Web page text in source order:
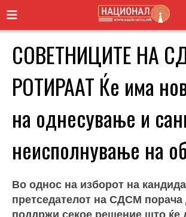
СОВЕТНИЦИТЕ НА
РОТИРААТ Ќе има
на однесување и
неисполнување на
Во однос на изборот на
претседателот на СДСМ порача
поддржи секое решение што ќе